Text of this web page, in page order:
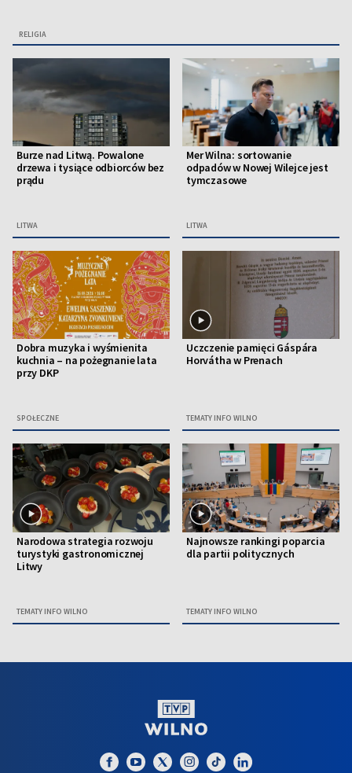
RELIGIA
Burze nad Litwą. Powalone
drzewa i tysiące odbiorców bez
prądu
LITWA
Mer Wilna: sortowanie
odpadów w Nowej Wilejce jest
tymczasowe
LITWA
Dobra muzyka i wyśmienita
kuchnia – na pożegnanie lata
przy DKP
SPOŁECZNE
Uczczenie pamięci Gáspára
Horvátha w Prenach
TEMATY INFO WILNO
Narodowa strategia rozwoju
turystyki gastronomicznej
Litwy
TEMATY INFO WILNO
Najnowsze rankingi poparcia
dla partii politycznych
TEMATY INFO WILNO